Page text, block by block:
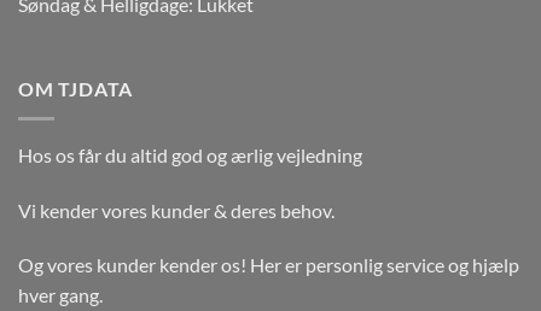
Søndag & Helligdage: Lukket
OM TJDATA
Hos os får du altid god og ærlig vejledning
Vi kender vores kunder & deres behov.
Og vores kunder kender os! Her er personlig service og hjælp
hver gang.